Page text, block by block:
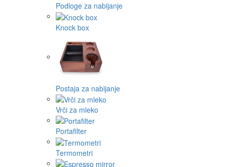
Podloge za nabijanje
Knock box
Postaja za nabijanje
Vrči za mleko
Portafilter
Termometri